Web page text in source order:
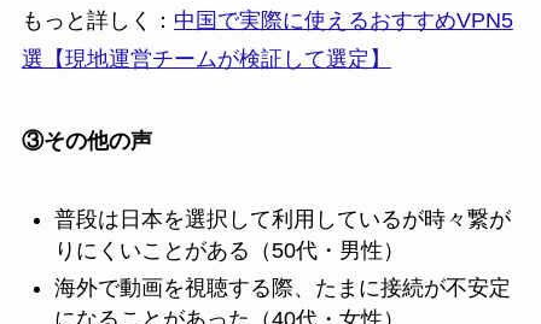
もっと詳しく： 中国で実際に使えるおすすめVPN5
選【現地運営チームが検証して選定】
③その他の声
普段は日本を選択して利用しているが時々繋が
りにくいことがある（50代・男性）
海外で動画を視聴する際、たまに接続が不安定
になることがあった（40代・女性）